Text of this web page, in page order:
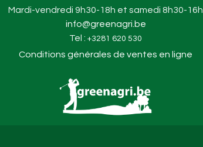
Mardi-vendredi 9h30-18h et samedi 8h30-16h
info@greenagri.be
Tel : +3281 620 530
Conditions générales de ventes en ligne